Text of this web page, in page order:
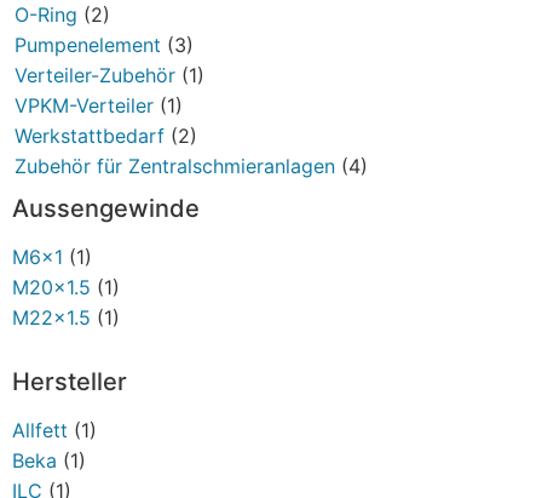
O-Ring (2)
Pumpenelement (3)
Verteiler-Zubehör (1)
VPKM-Verteiler (1)
Werkstattbedarf (2)
Zubehör für Zentralschmieranlagen (4)
Aussengewinde
M6x1 (1)
M20x1.5 (1)
M22x1.5 (1)
Hersteller
Allfett (1)
Beka (1)
ILC (1)